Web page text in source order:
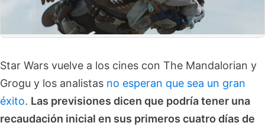
Star Wars vuelve a los cines con The Mandalorian y
Grogu y los analistas no esperan que sea un gran
éxito. Las previsiones dicen que podría tener una
recaudación inicial en sus primeros cuatro días de